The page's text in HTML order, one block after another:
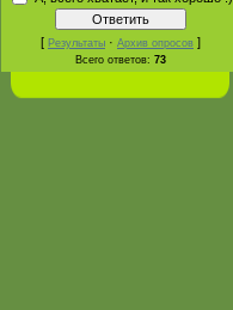
[ Результаты · Архив опросов ]
Всего ответов: 73